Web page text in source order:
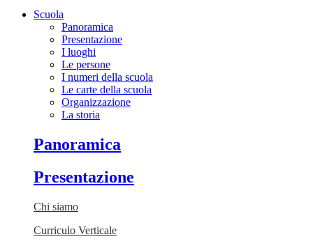
Scuola
Panoramica
Presentazione
I luoghi
Le persone
I numeri della scuola
Le carte della scuola
Organizzazione
La storia
Panoramica
Presentazione
Chi siamo
Curriculo Verticale